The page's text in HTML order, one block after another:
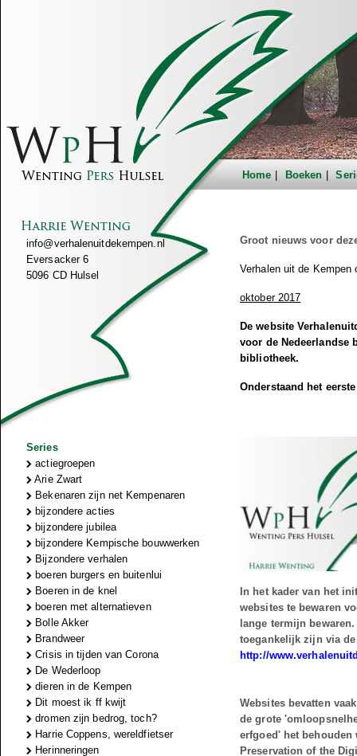
Home Boeken
info@verhalenuitdekempen.nl
Eversacker 6
5096 CD Hulsel
Series
actiegroepen
Arie Zwart
Bekenaren zijn net Kempenaren
bijzondere acties
bijzondere jubilea
bijzondere Kempische bouwwerken
Bijzondere verhalen
boeren burgers en buitenlui
Boeren in de knel
boeren met alternatieven
Bolle Akker
Brandweer
Crisis in tijden van Corona
De Wederloop
dieren in de Kempen
Dit moest ik ff kwijt
dromen zijn bedrog, toch?
Harrie Coppens, wereldfietser
Herinneringen
Groot nieuws voor
Verhalen uit de Kempen
oktober 2017
De website
voor de Nedeerlandse
bibliotheek.
Onderstaand het
In het kader van het
websites te bewaren
lange termijn
toegankelijk zijn via
http://www.
Websites bevatten
de grote
erfgoed' het
Preservation of the